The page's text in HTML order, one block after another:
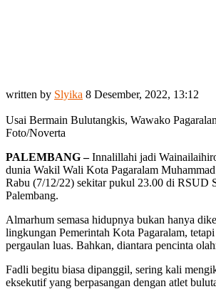
written by Slyika 8 Desember, 2022, 13:12
Usai Bermain Bulutangkis, Wawako
Foto/Noverta
PALEMBANG –Innalillahi jadi
dunia Wakil Wali Kota Pagaralam
Rabu (7/12/22) sekitar pukul 23.00 di RSUD
Palembang.
Almarhum semasa hidupnya bukan hanya
lingkungan Pemerintah Kota Pagaralam,
pergaulan luas. Bahkan, diantara pencinta
Fadli begitu biasa dipanggil, sering kali
eksekutif yang berpasangan dengan atlet